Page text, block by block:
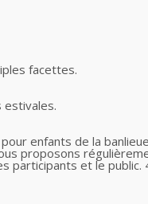
facettes.
estivales.
enfants de la
proposons
et le